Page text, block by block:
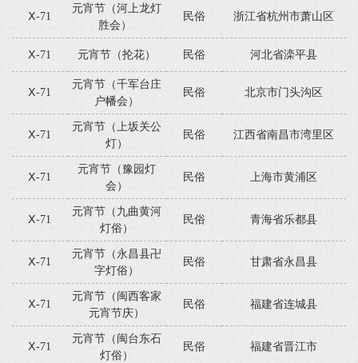
Ⅹ-71
元宵节（河上龙灯
胜会）
民俗 浙江省杭州市萧山区
Ⅹ-71 元宵节（抡花） 民俗 河北省滦平县
Ⅹ-71
元宵节（千军台庄
户幡会）
民俗 北京市门头沟区
Ⅹ-71
元宵节（上坂关公
灯）
民俗 江西省南昌市湾里区
Ⅹ-71
元宵节（豫园灯
会）
民俗 上海市黄浦区
Ⅹ-71
元宵节（九曲黄河
灯俗）
民俗 青海省乐都县
Ⅹ-71
元宵节（永昌县卍
字灯俗）
民俗 甘肃省永昌县
Ⅹ-71
元宵节（闽西客家
元宵节庆）
民俗 福建省连城县
Ⅹ-71
元宵节（闽台东石
灯俗）
民俗 福建省晋江市